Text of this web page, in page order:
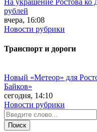
рублей
вчера, 16:08
Новости рубрики
Транспорт и дороги
Новый «Метеор» для
Байков»
сегодня, 14:10
Новости рубрики